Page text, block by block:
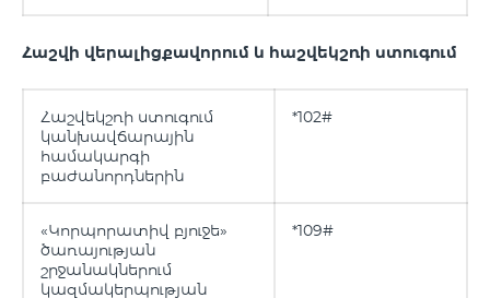
Հաշվի վերալիցքավորում և հաշվեկշռի ստուգում
Հաշվեկշռի ստուգում
կանխավճարային
համակարգի
բաժանորդներին
*102#
«Կորպորատիվ բյուջե»
ծառայության
շրջանակներում
կազմակերպության
*109#